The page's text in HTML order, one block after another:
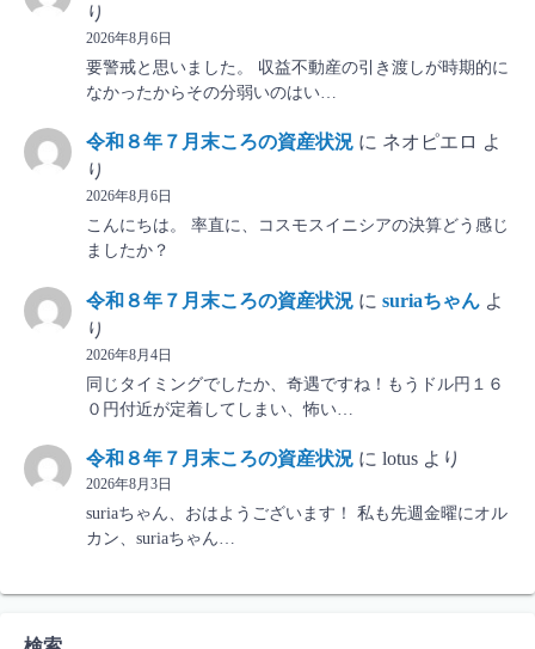
り
2026年8月6日
要警戒と思いました。 収益不動産の引き渡しが時期的に
なかったからその分弱いのはい…
令和８年７月末ころの資産状況 に ネオピエロ よ
り
2026年8月6日
こんにちは。 率直に、コスモスイニシアの決算どう感じ
ましたか？
令和８年７月末ころの資産状況 に suriaちゃん よ
り
2026年8月4日
同じタイミングでしたか、奇遇ですね！もうドル円１６
０円付近が定着してしまい、怖い…
令和８年７月末ころの資産状況 に lotus より
2026年8月3日
suriaちゃん、おはようございます！ 私も先週金曜にオル
カン、suriaちゃん…